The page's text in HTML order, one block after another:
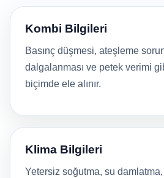
Kombi Bilgileri
Basınç düşmesi, ateşleme
dalgalanması ve petek verimi
biçimde ele alınır.
Klima Bilgileri
Yetersiz soğutma, su